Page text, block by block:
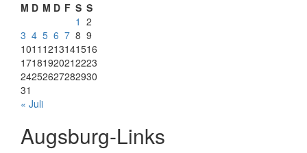
M D M D F S S
1 2
3 4 5 6 7 8 9
1011 1213141516
17181920212223
24252627282930
31
« Juli
Augsburg-Links